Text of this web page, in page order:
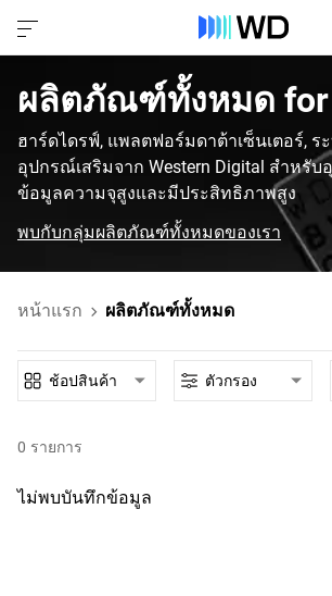
ผลิตภัณฑ์ทั้งหมด‎ for‎
ฮาร์ดไดรฟ์, แพลตฟอร์มดาต้าเซ็นเตอร์, ร
อุปกรณ์เสริมจาก Western Digital สำหรั
ข้อมูลความจุสูงและมีประสิทธิภาพสูง
พบกับกลุ่มผลิตภัณฑ์ทั้งหมดของเรา
หน้าแรก ผลิตภัณฑ์ทั้งหมด
0 รายการ
ช้อปสินค้า ตัวกรอง
ไม่พบบันทึกข้อมูล